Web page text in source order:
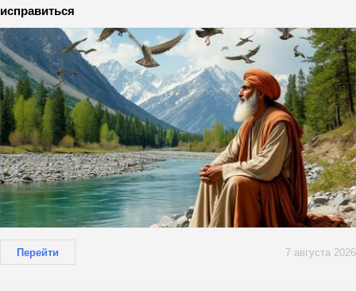
исправиться
Перейти 7 августа 2026